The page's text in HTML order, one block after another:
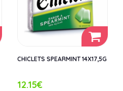
CHICLETS SPEARMINT 14X17,5G
12.15€